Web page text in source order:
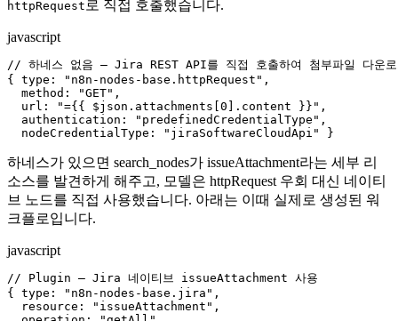
httpRequest 로 직접 호출했습니다.
javascript
// 하네스 없음 — Jira REST API를 직접 호출하여 첨부파일 다운로
{ type: "n8n-nodes-base.httpRequest",
  method: "GET",
  url: "={{ $json.attachments[0].content }}",
  authentication: "predefinedCredentialType",
하네스가 있으면 search_nodes가 issueAttachment라는 세부 리
소스를 발견하게 해주고, 모델은 httpRequest 우회 대신 네이티
브 노드를 직접 사용했습니다. 아래는 이때 실제로 생성된 워
크플로입니다.
javascript
// Plugin — Jira 네이티브 issueAttachment 사용
{ type: "n8n-nodes-base.jira",
  resource: "issueAttachment",